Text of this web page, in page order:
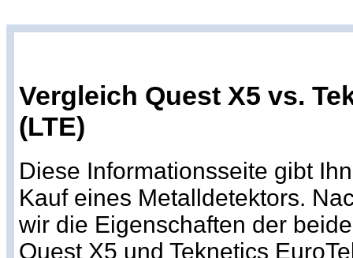
Vergleich Quest X5 vs.
(LTE)
Diese Informationsseite gibt
Kauf eines Metalldetektors.
wir die Eigenschaften der
Quest X5 und Teknetics